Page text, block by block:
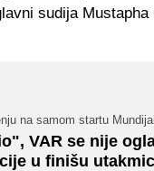
sudija
na samom startu
VAR se nije
u finišu